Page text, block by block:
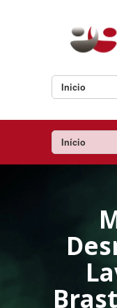
Inicio
Início